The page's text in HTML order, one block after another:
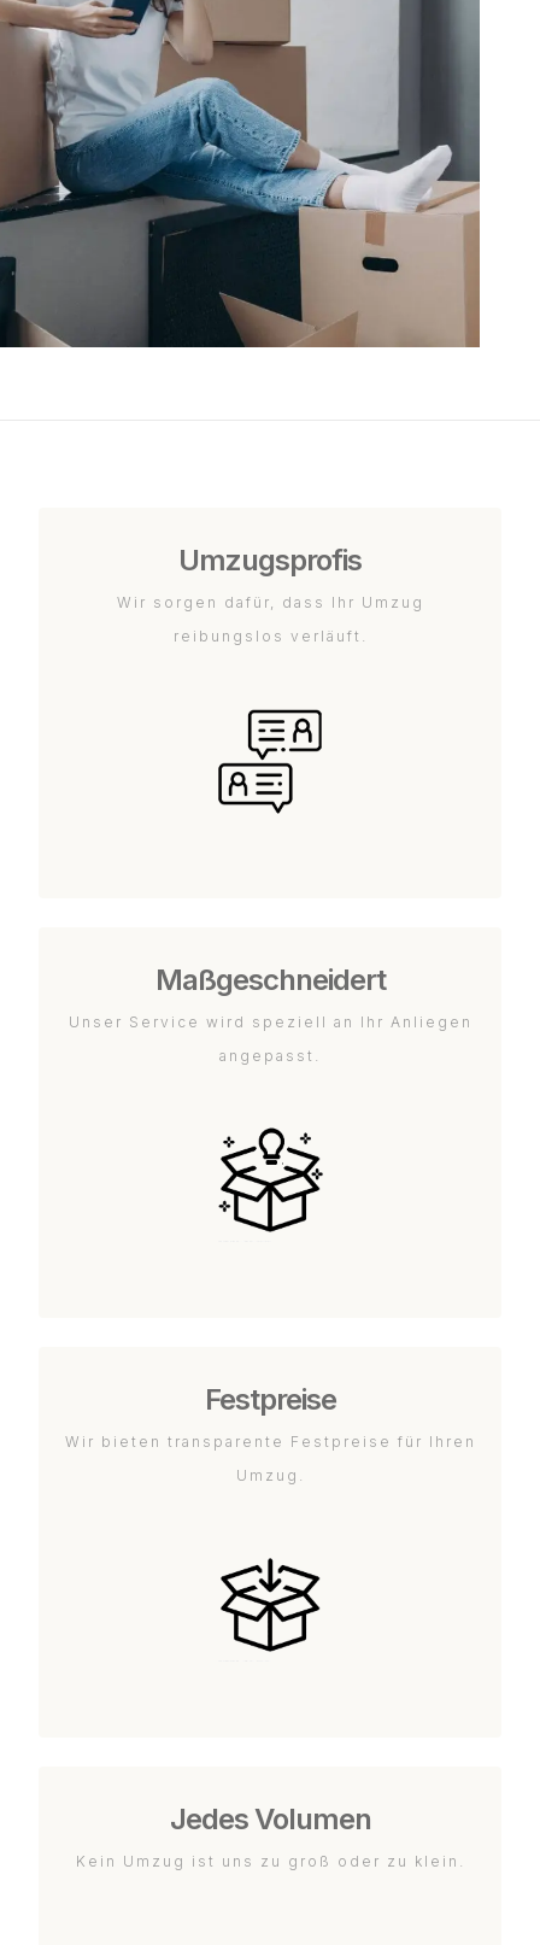
Umzugsprofis
Wir sorgen dafür, dass Ihr Umzug
reibungslos verläuft.
Maßgeschneidert
Unser Service wird speziell an Ihr Anliegen
angepasst.
Festpreise
Wir bieten transparente Festpreise für Ihren
Umzug.
Jedes Volumen
Kein Umzug ist uns zu groß oder zu klein.